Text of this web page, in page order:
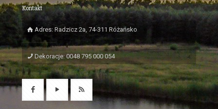
Kontakt
Adres: Radzicz 2a, 74-311 Różańsko
Dekoracje: 0048 795 000 054